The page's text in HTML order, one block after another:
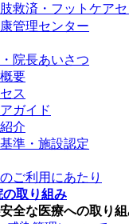
救済・フットケア
管理センター
院長あいさつ
要
ス
ガイド
介
準・施設認定
ご利用にあたり
の取り組み
全な医療への取り